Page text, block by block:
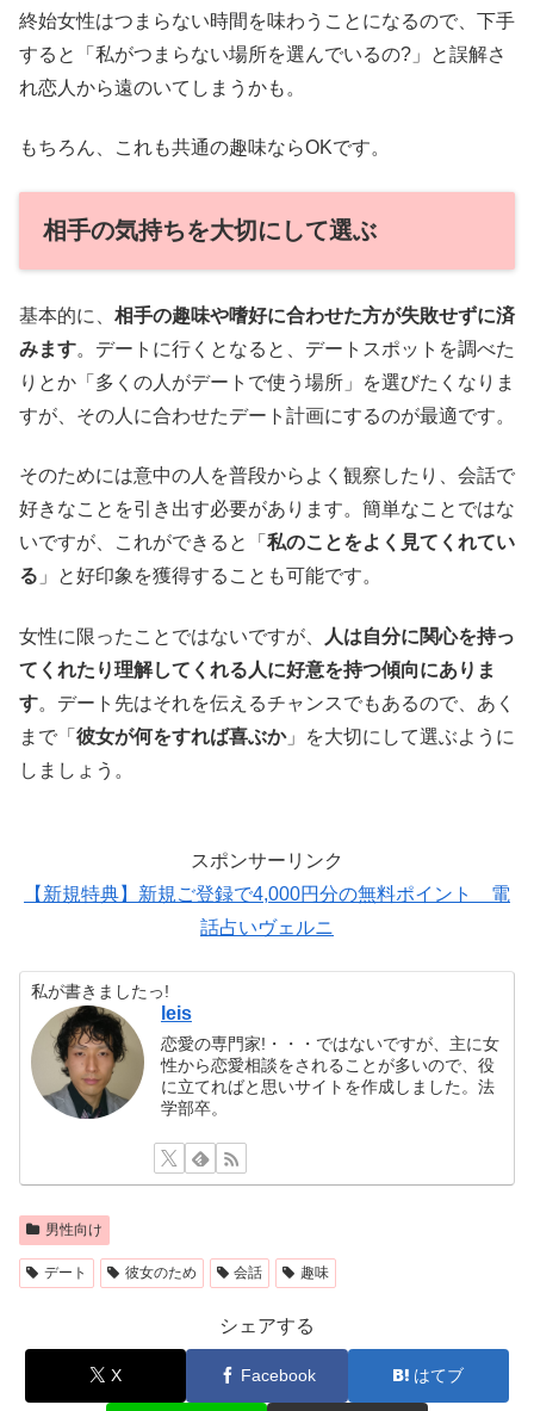
終始女性はつまらない時間を味わうことになるので、下手
すると「私がつまらない場所を選んでいるの?」と誤解さ
れ恋人から遠のいてしまうかも。
もちろん、これも共通の趣味ならOKです。
相手の気持ちを大切にして選ぶ
基本的に、 相手の趣味や嗜好に合わせた方が失敗せずに済
みます。デートに行くとなると、デートスポットを調べた
りとか「多くの人がデートで使う場所」を選びたくなりま
すが、その人に合わせたデート計画にするのが最適です。
そのためには意中の人を普段からよく観察したり、会話で
好きなことを引き出す必要があります。簡単なことではな
いですが、これができると「 私のことをよく見てくれてい
る 」と好印象を獲得することも可能です。
女性に限ったことではないですが、
人は自分に関心を持っ
てくれたり理解してくれる人に好意を持つ傾向にありま
す。デート先はそれを伝えるチャンスでもあるので、あく
まで「 彼女が何をすれば喜ぶか」を大切にして選ぶように
しましょう。
スポンサーリンク
【新規特典】新規ご登録で4,000円分の無料ポイント 電
話占いヴェルニ
私が書きましたっ!
leis
恋愛の専門家!・・・ではないですが、主に女
性から恋愛相談をされることが多いので、役
に立てればと思いサイトを作成しました。法
学部卒。
男性向け
デート 彼女のため 会話 趣味
シェアする
X Facebook はてブ